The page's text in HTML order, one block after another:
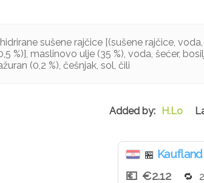
sušene rajčice [(sušene rajčice,
%)], maslinovo ulje (35 %), voda, šećer,
(0,2 %), češnjak, sol, čili
H.Lo
🏪
€2.12